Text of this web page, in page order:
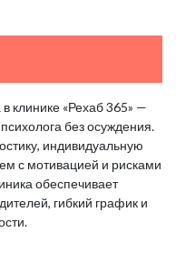
клинике «Рехаб 365» —
без осуждения.
индивидуальную
с мотивацией и рисками
обеспечивает
гибкий график и